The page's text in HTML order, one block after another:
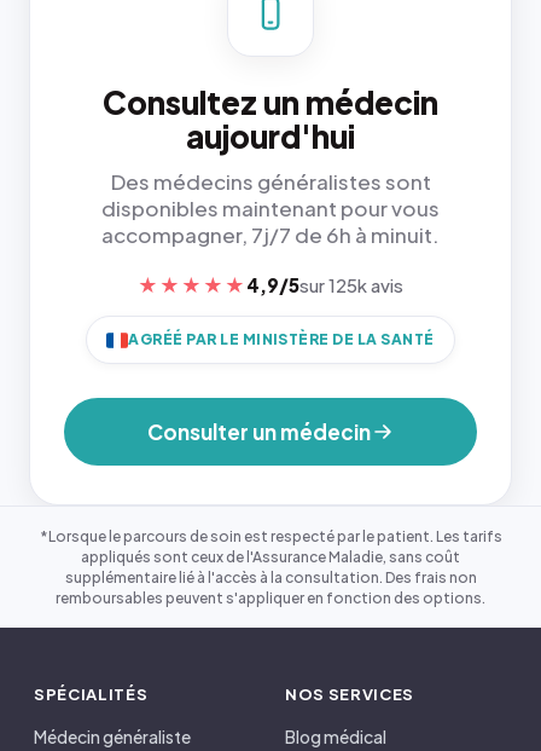
Consultez un médecin
aujourd'hui
Des médecins généralistes sont
disponibles maintenant pour vous
accompagner, 7j/7 de 6h à minuit.
★★★★★ 4,9/5sur 125k avis
AGRÉÉ PAR LE MINISTÈRE DE LA SANTÉ
Consulter un médecin
*Lorsque le parcours de soin est respecté par le patient. Les tarifs
appliqués sont ceux de l'Assurance Maladie, sans coût
supplémentaire lié à l'accès à la consultation. Des frais non
remboursables peuvent s'appliquer en fonction des options.
SPÉCIALITÉS
Médecin généraliste
NOS SERVICES
Blog médical